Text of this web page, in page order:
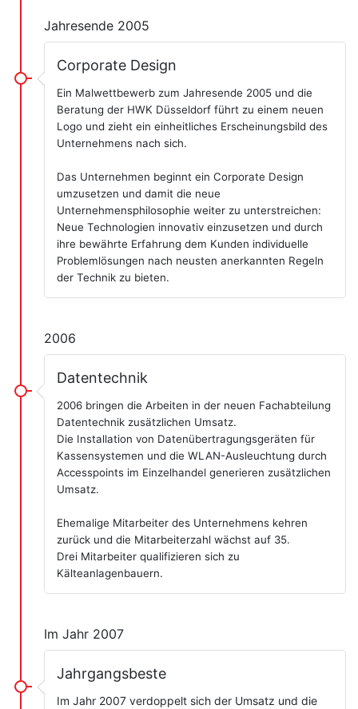
Jahresende 2005
Corporate Design
Ein Malwettbewerb zum Jahresende 2005 und die
Beratung der HWK Düsseldorf führt zu einem neuen
Logo und zieht ein einheitliches Erscheinungsbild des
Unternehmens nach sich.
Das Unternehmen beginnt ein Corporate Design
umzusetzen und damit die neue
Unternehmensphilosophie weiter zu unterstreichen:
Neue Technologien innovativ einzusetzen und durch
ihre bewährte Erfahrung dem Kunden individuelle
Problemlösungen nach neusten anerkannten Regeln
der Technik zu bieten.
2006
Datentechnik
2006 bringen die Arbeiten in der neuen Fachabteilung
Datentechnik zusätzlichen Umsatz.
Die Installation von Datenübertragungsgeräten für
Kassensystemen und die WLAN-Ausleuchtung durch
Accesspoints im Einzelhandel generieren zusätzlichen
Umsatz.
Ehemalige Mitarbeiter des Unternehmens kehren
zurück und die Mitarbeiterzahl wächst auf 35.
Drei Mitarbeiter qualifizieren sich zu
Kälteanlagenbauern.
Im Jahr 2007
Jahrgangsbeste
Im Jahr 2007 verdoppelt sich der Umsatz und die